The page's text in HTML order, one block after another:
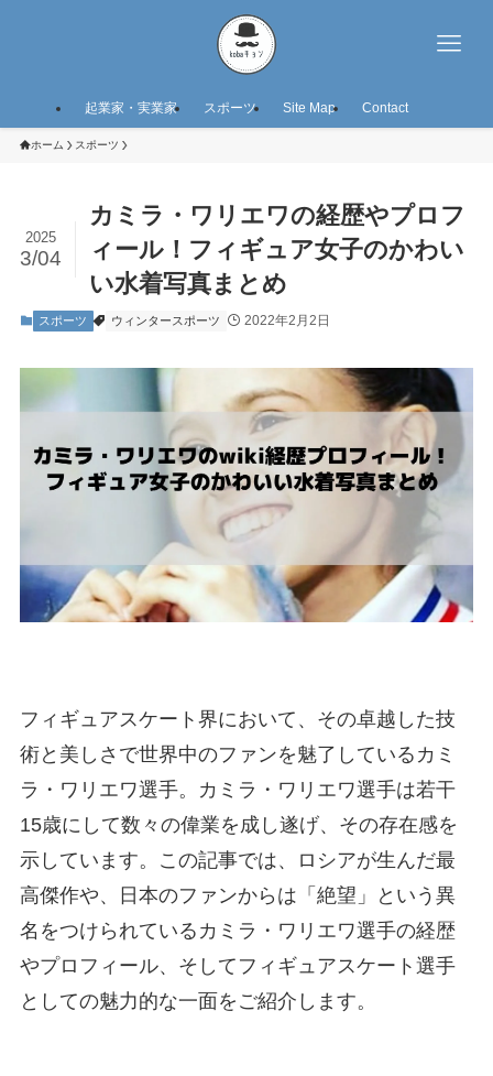
起業家・実業家 スポーツ Site Map Contact
ホーム スポーツ
カミラ・ワリエワの経歴やプロフ
ィール！フィギュア女子のかわい
い水着写真まとめ
2025
3/04
スポーツ ウィンタースポーツ 2022年2月2日
フィギュアスケート界において、その卓越した技
術と美しさで世界中のファンを魅了しているカミ
ラ・ワリエワ選手。カミラ・ワリエワ選手は若干
15歳にして数々の偉業を成し遂げ、その存在感を
示しています。この記事では、ロシアが生んだ最
高傑作や、日本のファンからは「絶望」という異
名をつけられているカミラ・ワリエワ選手の経歴
やプロフィール、そしてフィギュアスケート選手
としての魅力的な一面をご紹介します。